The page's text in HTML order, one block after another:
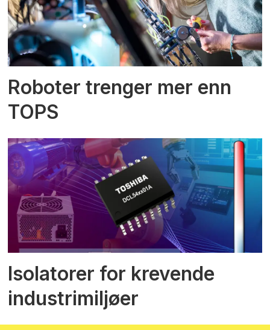
Roboter trenger mer enn
TOPS
Isolatorer for krevende
industrimiljøer